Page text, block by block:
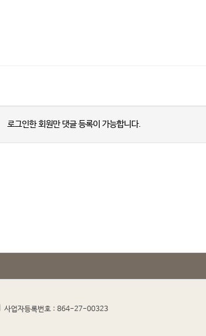
로그인한 회원만 댓글 등록이 가능합니다.
사업자등록번호 : 864-27-00323